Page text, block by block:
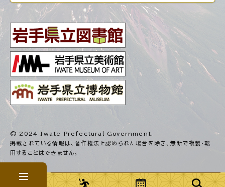
© 2024 Iwate Prefectural Government.
掲載されている情報は、著作権法上認められた場合を除き、無断で複製・転
用することはできません。